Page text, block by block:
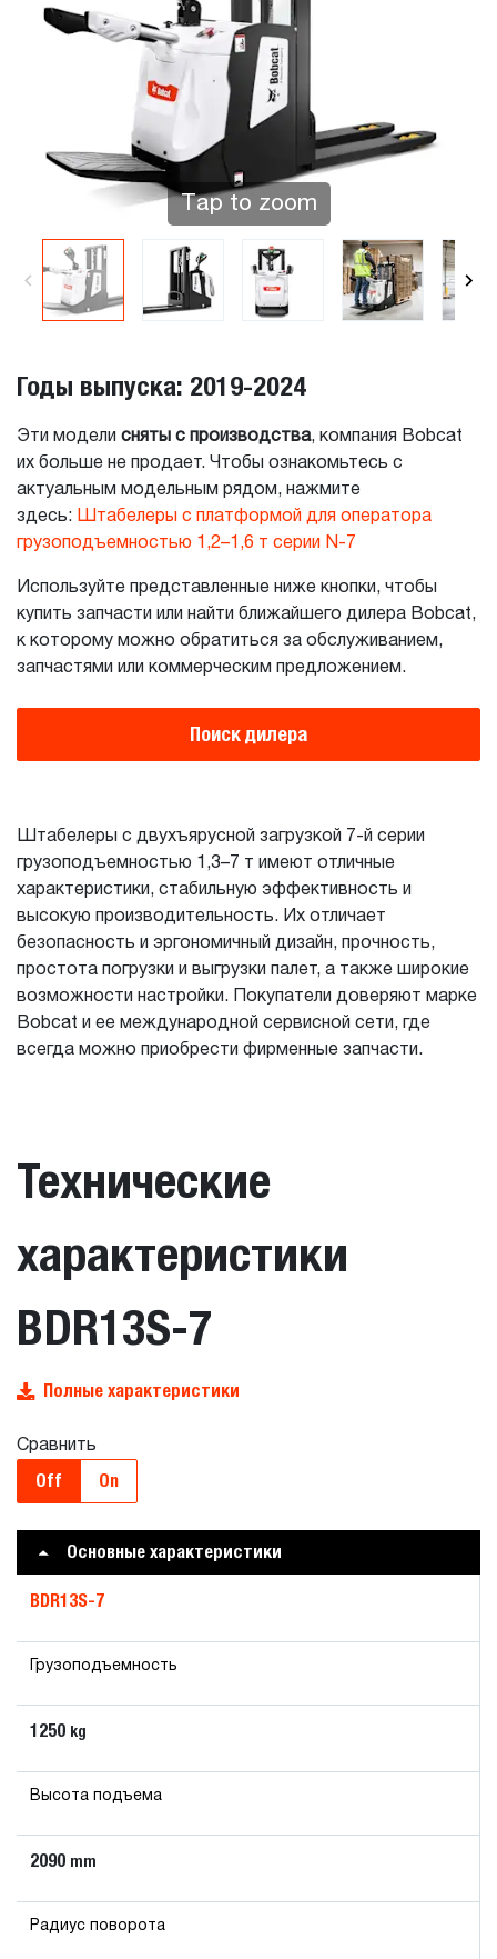
Tap to zoom
Годы выпуска: 2019-2024
Эти модели сняты с производства, компания Bobcat
их больше не продает. Чтобы ознакомьтесь с
актуальным модельным рядом, нажмите
здесь: Штабелеры с платформой для оператора
грузоподъемностью 1,2–1,6 т серии N-7
Используйте представленные ниже кнопки, чтобы
купить запчасти или найти ближайшего дилера Bobcat,
к которому можно обратиться за обслуживанием,
запчастями или коммерческим предложением.
Поиск дилера
Штабелеры с двухъярусной загрузкой 7-й серии
грузоподъемностью 1,3–7 т имеют отличные
характеристики, стабильную эффективность и
высокую производительность. Их отличает
безопасность и эргономичный дизайн, прочность,
простота погрузки и выгрузки палет, а также широкие
возможности настройки. Покупатели доверяют марке
Bobcat и ее международной сервисной сети, где
всегда можно приобрести фирменные запчасти.
Технические
характеристики
BDR13S-7
Полные характеристики
Сравнить
Off On
Основные характеристики
BDR13S-7
Грузоподъемность
1250 kg
Высота подъема
2090 mm
Радиус поворота